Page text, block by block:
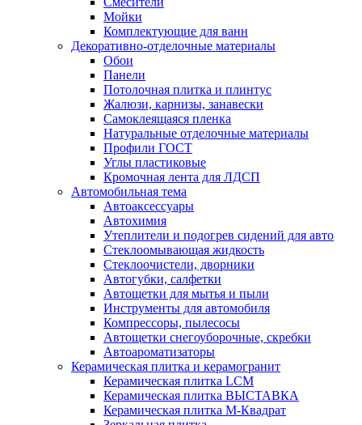
Мойки
Комплектующие для ванн
Декоративно-отделочные материалы
Обои
Панели
Потолочная плитка и плинтус
Жалюзи, карнизы, занавески
Самоклеящаяся пленка
Натуральные отделочные материалы
Профили ГОСТ
Углы пластиковые
Кромочная лента для ЛДСП
Автомобильная тема
Автоаксессуары
Автохимия
Утеплители и подогрев сидений для авто
Стеклоомывающая жидкость
Стеклоочистели, дворники
Автогубки, салфетки
Автощетки для мытья и пыли
Инструменты для автомобиля
Компрессоры, пылесосы
Автощетки снегоуборочные, скребки
Автоароматизаторы
Керамическая плитка и керамогранит
Керамическая плитка LCM
Керамическая плитка ВЫСТАВКА
Керамическая плитка М-Квадрат